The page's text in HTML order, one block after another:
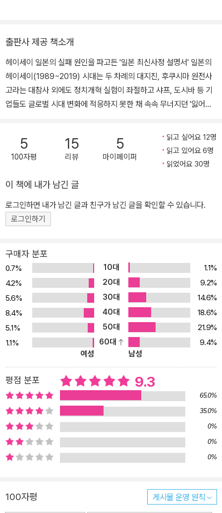
시야로 한반도를 살펴보려는 태도를 갖게 됐다. 한국 사회를 객관적
으로 보기 위해서도 가장 가까운 이웃인 북한과 일본을 잘 알아야 한
다고 생각한다. 서울대에서 동아시아사를 공부했고, 동국대 대학원
북한학과에서 「일본의 대북한 외교전략과 피해자 국가정체성」으로
석사 학위를 받은 뒤 북한대학원대학교에서 탈냉전 이후 일본과 한반
『다음 세대를 위한 통일 안내서』(2020), 『101평화』(2023), 『대혼
란의 세상, 희망을 찾아서』(2024․공저) 등을 썼고 『일본 과학기술 총
력전』(2019), 『헤이세이 일본의 잃어버린 30년』(2020)을 우리말
출판사 제공 책소개
헤이세이 일본의 실패 원인을 파고든 '일본 최신사정 설명서' 일본의
헤이세이(1989~2019) 시대는 두 차례의 대지진, 후쿠시마 원전사
고라는 대참사 외에도 정치개혁 실험이 좌절하고 샤프, 도시바 등 기
업들도 글로벌 시대 변화에 적응하지 못한 채 속속 무너지던 '잃어버
차지했던 일본 기업은 2018년에는 도요타(35위) 외엔 전멸했다. 사
회적으로도 비정규직 증가, 인구감소, 지방 소멸위기 등 다양한 문제
들이 발생했고, 옴진리교의 지하철 사린가스 테러 같은 엽기적인 사
축돼 쇼와 시대까지 비교적 순탄하게 작동되던 일본형 시스템의 한계
를 총체적으로 드러냈다. 연약한 지반이 수분을 머금어 액체 같은 상
태로 변하는 '액상화'가 일본 사회의 각 분야에서도 두드러지게 나타
났던 것이 헤이세이 말기다. 저자는 헤이세이의 액상화는 갑자기 벌
다. 1970년대 말부터 세계사적 대전환의 소용돌이가 일고 있었지만,
일본은 오일쇼크를 무난히 극복한 데 따른 안도감에 사로잡혀 변화를
직시하지 못했다고 본다. 이런 안도감이 1980년대 경제 버블의 형성
과 붕괴를 가져왔고, 1990년대 이후 전개된 글로벌화의 다양한 위험
과 도전에 대한 응전에서 실패를 초래했다는 게 저자의 진단이다. 그
결과 헤이세이 일본에서 발생한 여러가지 쇼크(버블경제의 붕괴, 한
신·아와지대지진과 옴진리교 사건, 2001년 미국 동시다발테러와 이
후 국제정세의 불안정화, 2011년 동일본대지진과 도쿄전력 후쿠시마
제1원전사고)와 동시병행적으로 전개된 글로벌화와 넷사회화, 저출
산고령화 등 충격 속에서 일본은 좌절해갔고, 이를 타개하려는 시도
들이 실패했다. 쇼와의 빛나는 성공신화가 헤이세이 일본의 태세전환
을 어렵게 했을 것임은 물론이다. 한때 세계 최고를 자랑하던 일본 전
기·전자산업의 어이없는 몰락은 그 단적인 예다. 동아시아 중심에서
밀려난 일본의 앞날은? 헤이세이는 일본이 동아시아의 중심이라는
위상에 종막을 고한 시대이기도 하다. 150여 년 전 메이지유신을 달
성한 일본은, 서양의 기술, 제도, 지식을 전력으로 도입해 불과 30년
에도 일본은 미국과의 일체화를 통해 중심성을 유지하려 애썼다. 그
러나 냉전 후의 헤이세이 시대, 동아시아의 중심은 일본에서 중국으
5
100자평
15
리뷰
5
마이페이퍼
읽고 싶어요 12명
읽고 있어요 6명
읽었어요 30명
이 책에 내가 남긴 글
로그인하면 내가 남긴 글과 친구가 남긴 글을 확인할 수 있습니다.
로그인하기
구매자 분포
0.7% 10대
1.1%
4.2%
20대
9.2%
5.6%
30대
14.6%
8.4%
40대
18.6%
5.1%
50대
21.9%
1.1%
60대
9.4%
여성
남성
평점 분포 9.3
65.0%
35.0%
0%
0%
0%
100자평 게시물 운영 원칙